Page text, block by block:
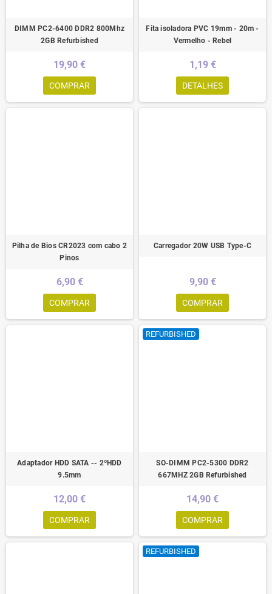
DIMM PC2-6400 DDR2 800Mhz
2GB Refurbished
19,90 €
COMPRAR
Fita isoladora PVC 19mm - 20m -
Vermelho - Rebel
1,19 €
DETALHES
Pilha de Bios CR2023 com cabo 2
Pinos
6,90 €
COMPRAR
Carregador 20W USB Type-C
9,90 €
COMPRAR
Adaptador HDD SATA -- 2ºHDD
9.5mm
12,00 €
COMPRAR
REFURBISHED
SO-DIMM PC2-5300 DDR2
667MHZ 2GB Refurbished
14,90 €
COMPRAR
REFURBISHED